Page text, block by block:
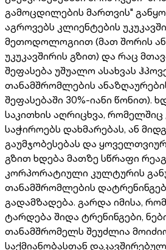
გამოცდილების მართვის"
აგროვებს კლიენტების
მეთოდოლოგიით (მათ შორის
უკუკავშირის გზით) და რაც
შეფასება უშუალო ასახვას
თანამშრომლების
შეფასებაში 30%-იანი წონით).
საკითხის აღრიცხვა,
საჭიროებს დახმარებას, ან
გაუმჯობესებას და
გზით ხდება მათზე სწრაფი
კორპორატიული კულტურის
თანამშრომლების
გადამზადება. გარდა იმისა,
ტარდება შიდა ტრენინგები,
თანამშრომელს შეუძლია
საქმიანობასთან